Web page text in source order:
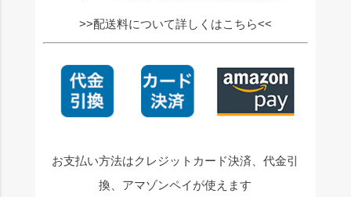
>>配送料について詳しくはこちら<<
お支払い方法はクレジットカード決済、代金引
換、アマゾンペイが使えます